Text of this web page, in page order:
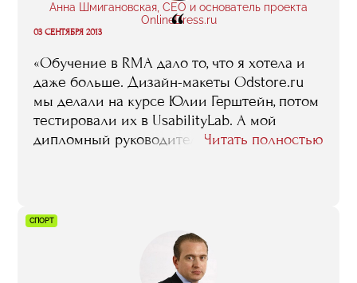
Анна Шмигановская, CEO и основатель проекта
OnlineDress.ru
“
03 СЕНТЯБРЯ 2013
«Обучение в RMA дало то, что я хотела и
даже больше. Дизайн-макеты Odstore.ru
мы делали на курсе Юлии Герштейн, потом
тестировали их в UsabilityLab. А мой
дипломный руководитель Николай
того, как должен работать наш бизнес.
Принципы, рассказанные им на занятиях,
мы используем ежедневно».
Читать полностью
СПОРТ